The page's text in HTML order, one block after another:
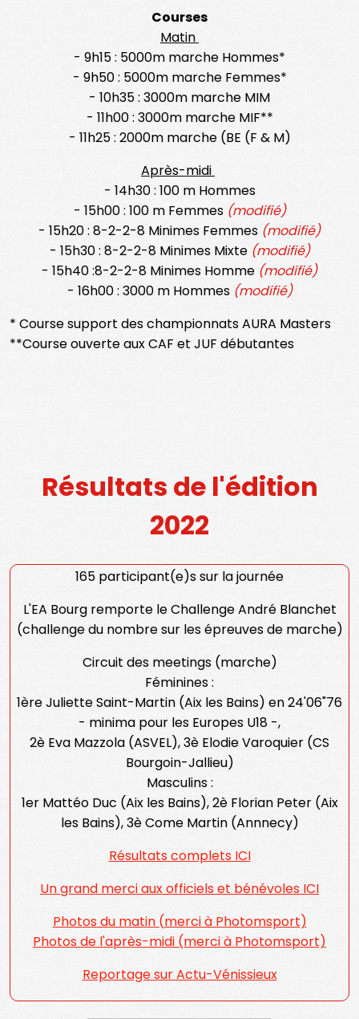
Courses
Matin
- 9h15 : 5000m marche Hommes*
- 9h50 : 5000m marche Femmes*
- 10h35 : 3000m marche MIM
- 11h00 : 3000m marche MIF**
- 11h25 : 2000m marche (BE (F & M)
Après-midi
- 14h30 : 100 m Hommes
- 15h00 : 100 m Femmes (modifié)
- 15h20 : 8-2-2-8 Minimes Femmes (modifié)
- 15h30 : 8-2-2-8 Minimes Mixte (modifié)
- 15h40 :8-2-2-8 Minimes Homme (modifié)
- 16h00 : 3000 m Hommes (modifié)
* Course support des championnats AURA Masters
**Course ouverte aux CAF et JUF débutantes
Résultats de l'édition
2022
165 participant(e)s sur la journée
L'EA Bourg remporte le Challenge André Blanchet
(challenge du nombre sur les épreuves de marche)
Circuit des meetings (marche)
Féminines :
1ère Juliette Saint-Martin (Aix les Bains) en 24'06"76
- minima pour les Europes U18 -,
2è Eva Mazzola (ASVEL), 3è Elodie Varoquier (CS
Bourgoin-Jallieu)
Masculins :
1er Mattéo Duc (Aix les Bains), 2è Florian Peter (Aix
les Bains), 3è Come Martin (Annnecy)
Résultats complets ICI
Un grand merci aux officiels et bénévoles ICI
Photos du matin (merci à Photomsport)
Photos de l'après-midi (merci à Photomsport)
Reportage sur Actu-Vénissieux